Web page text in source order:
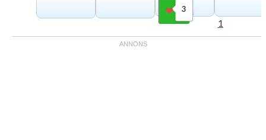
3
Gilla
1